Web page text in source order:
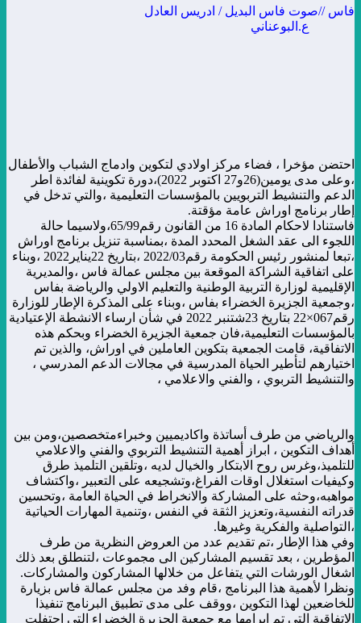
فاس //صوت فاس البديل / ادريس العادل
ع.البوعناني
احتضن مؤخرا ، فضاء مركز اولادي لتكوين وادماج الشباب والأطفال
،وعلى مدى يومين(26و27 اكتوبر 2022)،دورة تكوينية لفائدة اطر
الدعم والتنشيط التربويين بالمؤسسات التعليمية ،والتي تدخل في
إطار برنامج اوراش عامة مؤقتة.
فاستنادا لاحكام المادة 16 من القانون رقم65/99،ولاسيما حالة
اللجوء الى عقد الشغل المحدد المدة ،بمناسبة تنزيل برنامج اوراش
،تبعا لمنشور رئيس الحكومة رقم2022/03 ،بتاريخ 22يناير2022 ،وبناء
على اتفاقية الشراكة الموقعة بين مجلس عمالة فاس ،والمديرية
الإقليمية لوزارة التربية الوطنية والتعليم الاولي والرياضة بفاس
،وجمعية الجزيرة الخضراء بفاس ،وبناء على المذكرة الإطار للوزارة
رقم067×22 بتاريخ 23شتنبر 2022 في شأن ارساء الانشطة الإعتيادية
بالمؤسسات التعليمية،فان جمعية الجزيرة الخضراء وبحكم هذه
الاتفاقية، قامت الجمعية بتكوين العاملين في اوراش، والذين تم
اختيارهم لتأطير الحياة المدرسية في مجالات الدعم المدرسي ،
والتنشيط التربوي ، والفني والاعلامي ،
والرياضي من طرف أساتذة واكاديميين وخبراءمتخصصين،ومن بين
أهداف التكوين ، ابراز أهمية التنشيط التربوي والفني والاعلامي
للتلميذ،وغرس روح الابتكار والخيال لديه ،وتلقين التلميذ طرق
وكيفيات استغلال اوقات الفراغ،وتشجيعه على التعبير ،واكتشاف
مواهبه،وحثه على المشاركة والانخراط في الحياة العامة ،وتحسين
قدراته النفسية،وتعزيز الثقة في النفس ،وتنمية المهارات الحياتية
،التواصلية والفكرية وغيرها.
وفي هذا الإطار ،تم تقديم عدد من العروض النظرية من طرف
المؤطرين ، بعد تقسيم المشاركين الى مجموعات ،لتنطلق بعد ذلك
اشغال الورشات التي يتفاعل من خلالها المشاركون والمشاركات.
ونظرا لأهمية هذا البرنامج ،قام وفد من مجلس عمالة فاس بزيارة
للخاضعين لهذا التكوين ،ووقف على مدى تطبيق البرنامج تنفيذا
الاتفاقية التي تم ابرامها مع جمعية الجزيرة الخضراء التي احتفلت